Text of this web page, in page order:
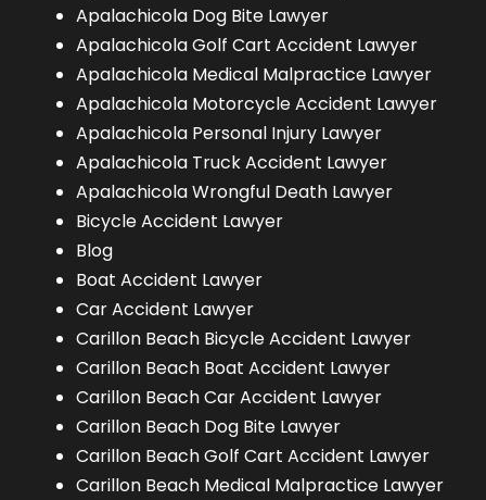
Apalachicola Dog Bite Lawyer
Apalachicola Golf Cart Accident Lawyer
Apalachicola Medical Malpractice Lawyer
Apalachicola Motorcycle Accident Lawyer
Apalachicola Personal Injury Lawyer
Apalachicola Truck Accident Lawyer
Apalachicola Wrongful Death Lawyer
Bicycle Accident Lawyer
Blog
Boat Accident Lawyer
Car Accident Lawyer
Carillon Beach Bicycle Accident Lawyer
Carillon Beach Boat Accident Lawyer
Carillon Beach Car Accident Lawyer
Carillon Beach Dog Bite Lawyer
Carillon Beach Golf Cart Accident Lawyer
Carillon Beach Medical Malpractice Lawyer